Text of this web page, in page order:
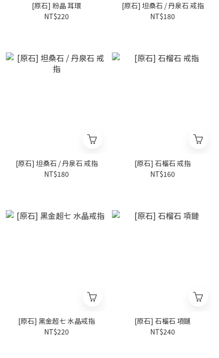
[原石] 粉晶 耳環
NT$220
[原石] 坦桑石 / 丹泉石 戒指
NT$180
[原石] 坦桑石 / 丹泉石 戒指
NT$180
[原石] 石榴石 戒指
NT$160
[原石] 黑金超七 水晶戒指
NT$220
[原石] 石榴石 項鏈
NT$240